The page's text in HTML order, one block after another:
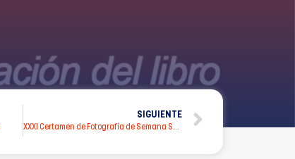
SIGUIENTE
XXXI Certamen de Fotografía de Semana Santa